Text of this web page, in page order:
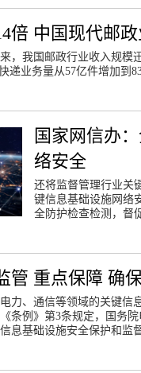
倍 中国现代邮
，我国邮政行业收入规模
递业务量从57亿件增加到
国家网信办
络安全
还将监督管理行业关
键信息基础设施网络
全防护检查检测，督
管 重点保障 确
电力、通信等领域的关键
条例》第3条规定，国务
息基础设施安全保护和监